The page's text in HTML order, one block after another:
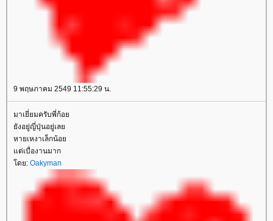
9 พฤษภาคม 2549 11:55:29 น.
มาเยี่ยมครับพี่ก้อย
ยังอยู่ญี่ปุ่นอยู่เลย
หายเหงาเล็กน้อย
แต่เบื่องานมาก
โดย: Oakyman